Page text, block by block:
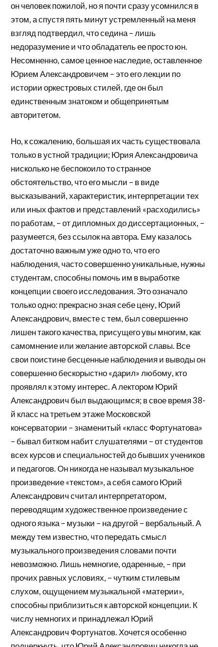
он человек пожилой, но я почти сразу усомнился в
этом, а спустя пять минут устремленный на меня
взгляд подтвердил, что седина – лишь
недоразумение и что обладатель ее просто юн.
Несомненно, самое ценное наследие, оставленное
Юрием Александровичем – это его лекции по
истории оркестровых стилей, где он был
единственным знатоком и общепринятым
авторитетом.
Но, к сожалению, большая их часть существовала
только в устной традиции; Юрия Александровича
нисколько не беспокоило то странное
обстоятельство, что его мысли – в виде
высказываний, характеристик, интерпретации тех
или иных фактов и представлений «расходились»
по работам, – от дипломных до диссертационных, –
разумеется, без ссылок на автора. Ему казалось
достаточно важным уже одно то, что его
наблюдения, часто совершенно уникальные, нужны
студентам, способны помочь им в выработке
концепции своего исследования. Это означало
только одно: прекрасно зная себе цену, Юрий
Александрович, вместе с тем, был совершенно
лишен такого качества, присущего увы многим, как
самомнение или желание авторской славы. Все
свои поистине бесценные наблюдения и выводы он
совершенно бескорыстно «дарил» любому, кто
проявлял к этому интерес. А лектором Юрий
Александрович был выдающимся; в свое время 38-
й класс на третьем этаже Московской
консерватории – знаменитый «класс Фортунатова»
– бывал битком набит слушателями – от студентов
всех курсов и специальностей до бывших учеников
и педагогов. Он никогда не называл музыкальное
произведение «текстом», а себя самого Юрий
Александрович считал интерпретатором,
переводящим художественное произведение с
одного языка – музыки – на другой – вербальный. А
между тем известно, что передать смысл
музыкального произведения словами почти
невозможно. Лишь немногие, одаренные, – при
прочих равных условиях, – чутким стилевым
слухом, ощущением музыкальной «материи»,
способны приблизиться к авторской концепции. К
числу немногих и принадлежал Юрий
Александрович Фортунатов. Хочется особенно